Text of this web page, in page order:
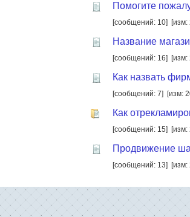
Помогите
[сообщений: 10]
Название
[сообщений: 16]
Как назвать
[сообщений: 7] [изм:
Как
[сообщений: 15]
Продвижение
[сообщений: 13]